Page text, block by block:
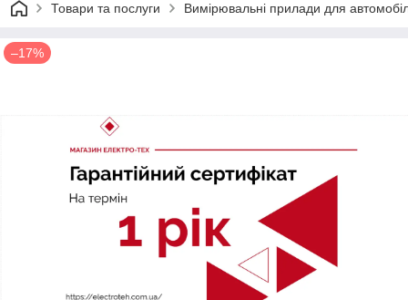
Товари та послуги Вимірювальні прилади для
–17%